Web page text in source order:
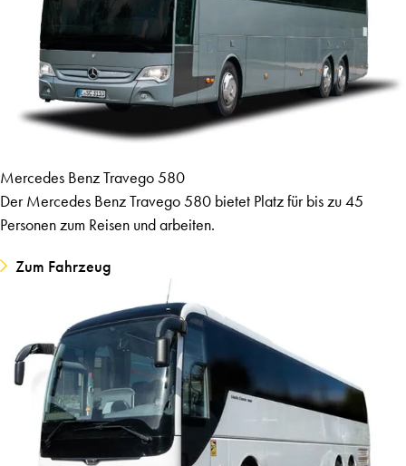
Mercedes Benz Travego 580
Der Mercedes Benz Travego 580 bietet Platz für bis zu 45
Personen zum Reisen und arbeiten.
Zum Fahrzeug